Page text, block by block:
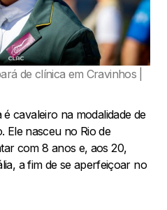
de clínica em Cravinhos |
cavaleiro na modalidade de
Ele nasceu no Rio de
com 8 anos e, aos 20,
a fim de se aperfeiçoar no